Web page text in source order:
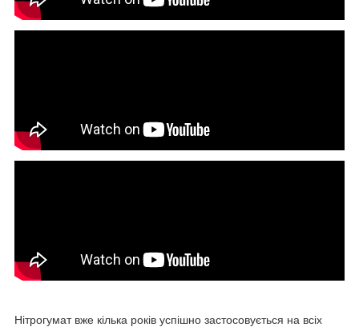
Нітрогумат вже кілька років успішно застосовується на всіх